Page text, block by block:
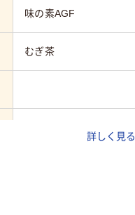
味の素AGF
むぎ茶
詳しく見る